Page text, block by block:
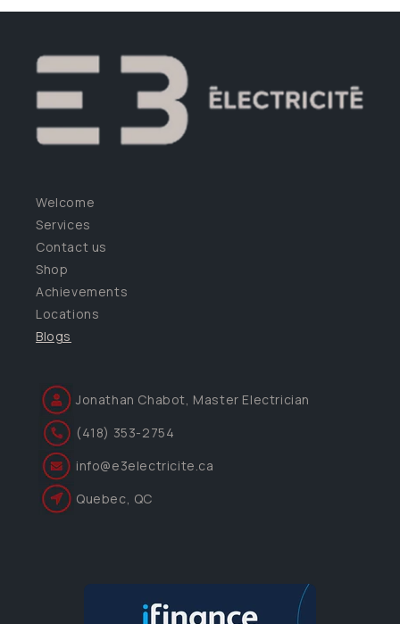
Welcome
Services
Contact us
Shop
Achievements
Locations
Blogs
Jonathan Chabot, Master Electrician
(418) 353-2754
info@e3electricite.ca
Quebec, QC